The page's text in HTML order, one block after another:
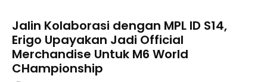
Jalin Kolaborasi dengan MPL ID S14,
Erigo Upayakan Jadi Official
Merchandise Untuk M6 World
CHampionship